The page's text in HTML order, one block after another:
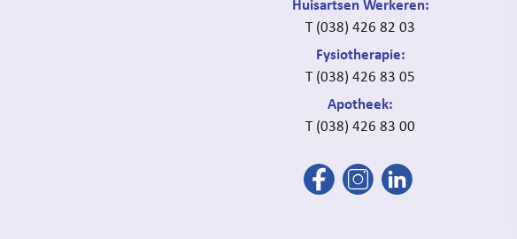
T (038) 426 82 03
Fysiotherapie:
T (038) 426 83 05
Apotheek:
T (038) 426 83 00